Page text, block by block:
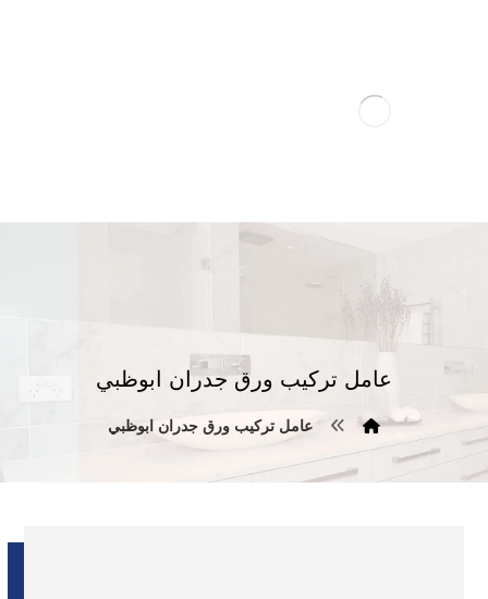
عامل تركيب ورق جدران ابوظبي
عامل تركيب ورق جدران ابوظبي